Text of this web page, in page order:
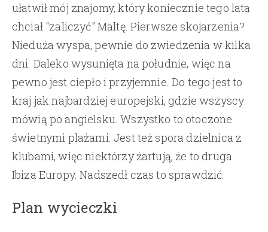
ułatwił mój znajomy, który koniecznie tego lata
chciał "zaliczyć" Maltę. Pierwsze skojarzenia?
Nieduża wyspa, pewnie do zwiedzenia w kilka
dni. Daleko wysunięta na południe, więc na
pewno jest ciepło i przyjemnie. Do tego jest to
kraj jak najbardziej europejski, gdzie wszyscy
mówią po angielsku. Wszystko to otoczone
świetnymi plażami. Jest też spora dzielnica z
klubami, więc niektórzy żartują, że to druga
Ibiza Europy. Nadszedł czas to sprawdzić.
Plan wycieczki